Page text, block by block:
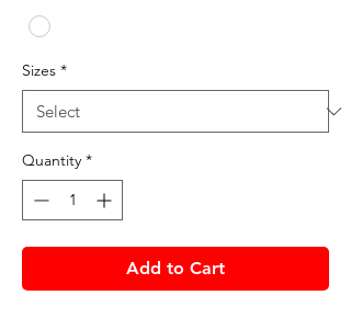
Sizes *
Quantity *
Add to Cart